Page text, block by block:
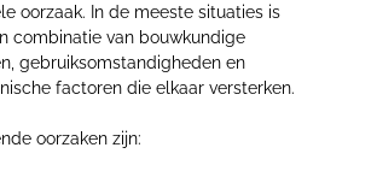
oorzaak. In de meeste situaties is
combinatie van bouwkundige
gebruiksomstandigheden en
factoren die elkaar versterken.
oorzaken zijn: